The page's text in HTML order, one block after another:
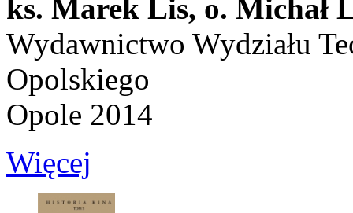
ks. Marek Lis, o. Michał
Wydawnictwo Wydziału
Opolskiego
Opole 2014
Więcej